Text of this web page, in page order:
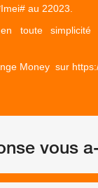
au 22023.
toute
Money sur
vous